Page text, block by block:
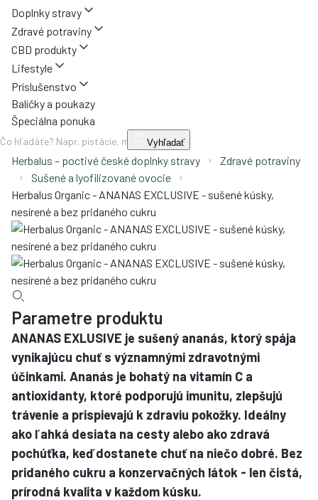
Doplnky stravy
Zdravé potraviny
CBD produkty
Lifestyle
Príslušenstvo
Balíčky a poukazy
Špeciálna ponuka
Vyhľadať
Herbalus – poctivé české doplnky stravy
Zdravé potraviny
Sušené a lyofilizované ovocie
Herbalus Organic - ANANAS EXCLUSIVE - sušené kúsky,
nesírené a bez pridaného cukru
Parametre produktu
ANANAS EXLUSIVE je sušený ananás, ktorý spája
vynikajúcu chuť s významnými zdravotnými
účinkami. Ananás je bohatý na vitamín C a
antioxidanty, ktoré podporujú imunitu, zlepšujú
trávenie a prispievajú k zdraviu pokožky. Ideálny
ako ľahká desiata na cesty alebo ako zdravá
pochúťka, keď dostanete chuť na niečo dobré. Bez
pridaného cukru a konzervačných látok - len čistá,
prírodná kvalita v každom kúsku.